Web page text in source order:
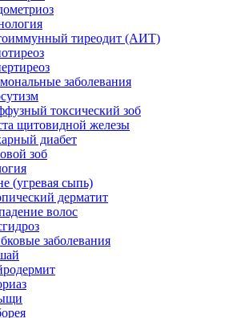
тиреодит (АИТ)
заболевания
токсический зоб
щитовидной железы
диабет
зоб
(угревая сыпь)
дерматит
волос
заболевания